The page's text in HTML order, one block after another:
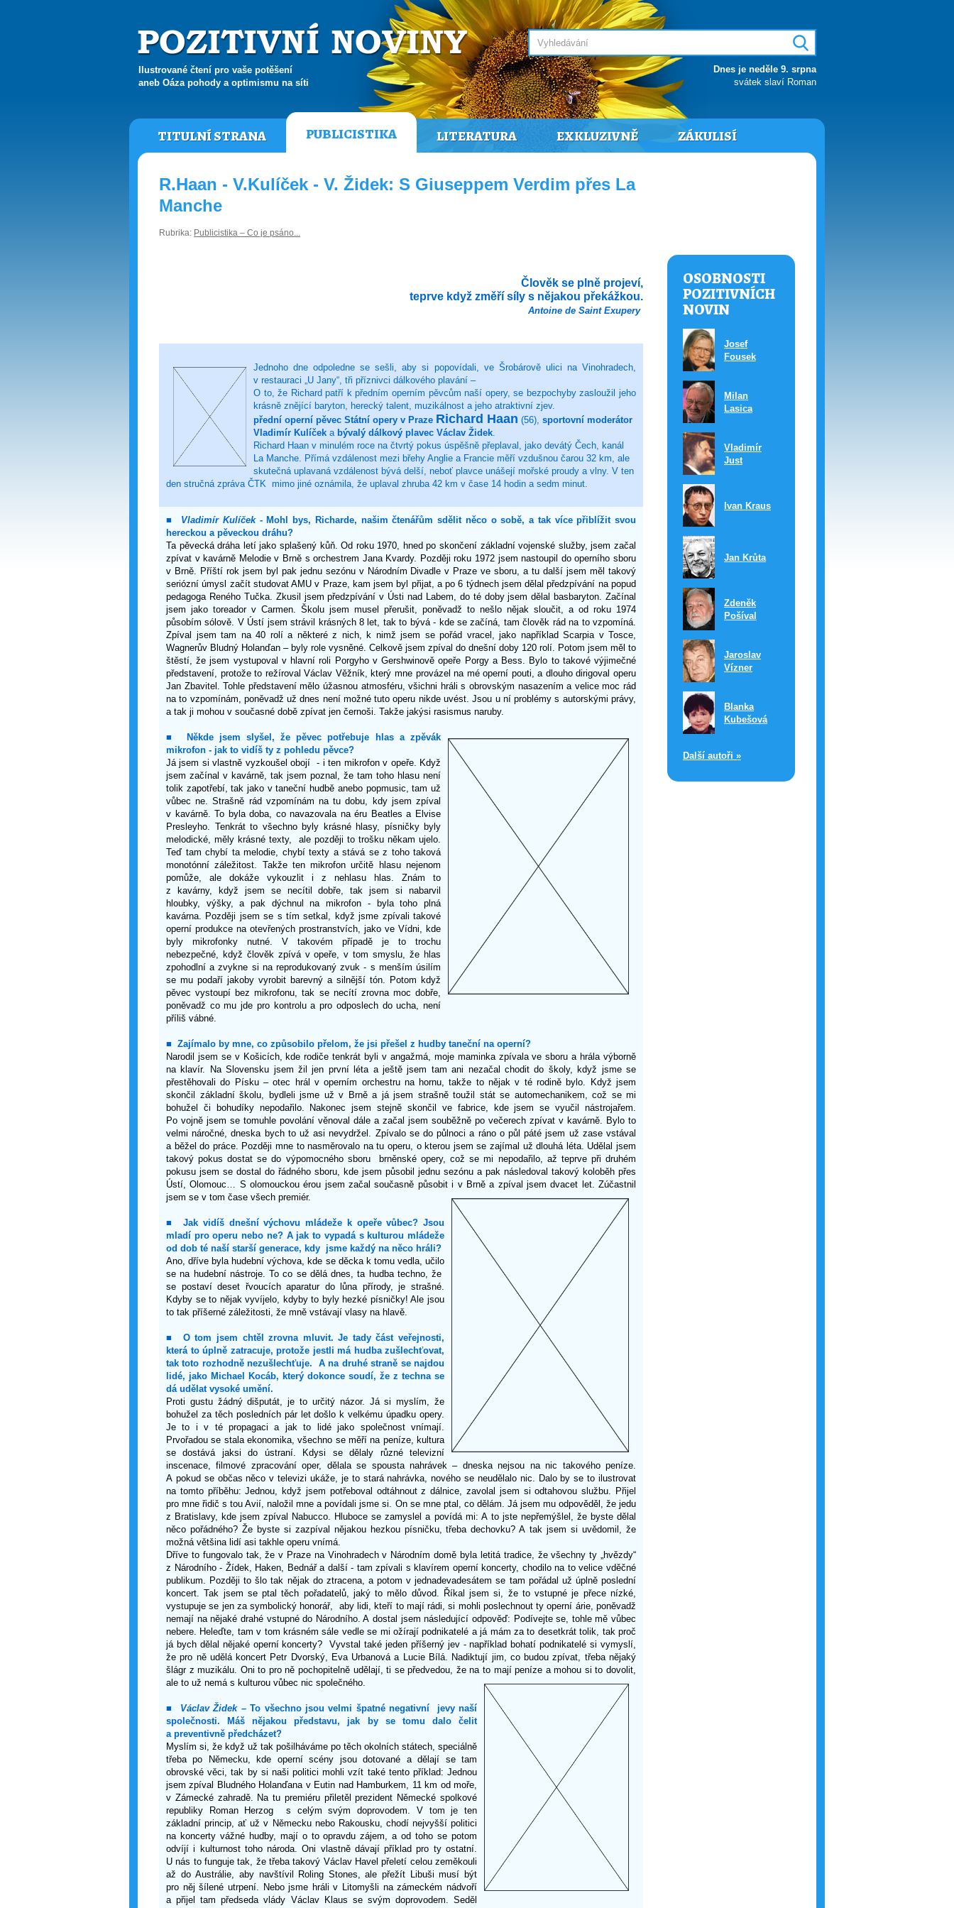
Ilustrované čtení pro vaše potěšení
aneb Oáza pohody a optimismu na síti
Dnes je neděle 9. srpna
svátek slaví Roman
TITULNÍ STRANA PUBLICISTIKA LITERATURA EXKLUZIVNĚ ZÁKULISÍ
R.Haan - V.Kulíček - V. Židek: S Giuseppem Verdim přes La
Manche
Rubrika: Publicistika – Co je psáno...
Člověk se plně projeví,
teprve když změří síly s nějakou překážkou.
Antoine de Saint Exupery
Jednoho dne odpoledne se sešli, aby si popovídali, ve Šrobárově ulici na Vinohradech,
v restauraci „U Jany“, tři příznivci dálkového plavání –
O to, že Richard patří k předním operním pěvcům naší opery, se bezpochyby zasloužil jeho
krásně znějící baryton, herecký talent, muzikálnost a jeho atraktivní zjev.
přední operní pěvec Státní opery v Praze Richard Haan (56), sportovní moderátor
Vladimír Kulíček a bývalý dálkový plavec Václav Židek.
Richard Haan v minulém roce na čtvrtý pokus úspěšně přeplaval, jako devátý Čech, kanál
La Manche. Přímá vzdálenost mezi břehy Anglie a Francie měří vzdušnou čarou 32 km, ale
skutečná uplavaná vzdálenost bývá delší, neboť plavce unášejí mořské proudy a vlny. V ten
den stručná zpráva ČTK mimo jiné oznámila, že uplaval zhruba 42 km v čase 14 hodin a sedm minut.
■ Vladimír Kulíček- Mohl bys, Richarde, našim čtenářům sdělit něco o sobě, a tak více přiblížit svou
hereckou a pěveckou dráhu?
Ta pěvecká dráha letí jako splašený kůň. Od roku 1970, hned po skončení základní vojenské služby, jsem začal
zpívat v kavárně Melodie v Brně s orchestrem Jana Kvardy. Později roku 1972 jsem nastoupil do operního sboru
v Brně. Příští rok jsem byl pak jednu sezónu v Národním Divadle v Praze ve sboru, a tu další jsem měl takový
seriózní úmysl začít studovat AMU v Praze, kam jsem byl přijat, a po 6 týdnech jsem dělal předzpívání na popud
pedagoga Reného Tučka. Zkusil jsem předzpívání v Ústi nad Labem, do té doby jsem dělal basbaryton. Začínal
jsem jako toreador v Carmen. Školu jsem musel přerušit, poněvadž to nešlo nějak sloučit, a od roku 1974
působím sólově. V Ústí jsem strávil krásných 8 let, tak to bývá - kde se začíná, tam člověk rád na to vzpomíná.
Zpíval jsem tam na 40 rolí a některé z nich, k nimž jsem se pořád vracel, jako například Scarpia v Tosce,
Wagnerův Bludný Holanďan – byly role vysněné. Celkově jsem zpíval do dnešní doby 120 rolí. Potom jsem měl to
štěstí, že jsem vystupoval v hlavní roli Porgyho v Gershwinově opeře Porgy a Bess. Bylo to takové výjimečné
představení, protože to režíroval Václav Věžník, který mne provázel na mé operní pouti, a dlouho dirigoval operu
Jan Zbavitel. Tohle představení mělo úžasnou atmosféru, všichni hráli s obrovským nasazením a velice moc rád
na to vzpomínám, poněvadž už dnes není možné tuto operu nikde uvést. Jsou u ní problémy s autorskými právy,
a tak ji mohou v současné době zpívat jen černoši. Takže jakýsi rasismus naruby.
■
Někde jsem slyšel, že pěvec potřebuje hlas a zpěvák
mi krofon - jak to vidíš ty z pohledu pěvce?
Já jsem si vlastně vyzkoušel obojí - i ten mikrofon v opeře. Když
jsem začínal v kavárně, tak jsem poznal, že tam toho hlasu není
tolik zapotřebí, tak jako v taneční hudbě anebo popmusic, tam už
vůbec ne. Strašně rád vzpomínám na tu dobu, kdy jsem zpíval
v kavárně. To byla doba, co navazovala na éru Beatles a Elvise
Presleyho. Tenkrát to všechno byly krásné hlasy, písničky byly
melodické, měly krásné texty, ale později to trošku někam ujelo.
Teď tam chybí ta melodie, chybí texty a stává se z toho taková
monotónní záležitost. Takže ten mikrofon určitě hlasu nejenom
pomůže, ale dokáže vykouzlit i z nehlasu hlas. Znám to
z kavárny, když jsem se necítil dobře, tak jsem si nabarvil
hloubky, výšky, a pak dýchnul na mikrofon - byla toho plná
kavárna. Později jsem se s tím setkal, když jsme zpívali takové
operní produkce na otevřených prostranstvích, jako ve Vídni, kde
byly mikrofonky nutné. V takovém případě je to trochu
nebezpečné, když člověk zpívá v opeře, v tom smyslu, že hlas
zpohodlní a zvykne si na reprodukovaný zvuk - s menším úsilím
se mu podaří jakoby vyrobit barevný a silnější tón. Potom když
pěvec vystoupí bez mikrofonu, tak se necítí zrovna moc dobře,
poněvadž co mu jde pro kontrolu a pro odposlech do ucha, není
příliš vábné.
■ Zajímalo by mne, co způsobilo přelom, že jsi přešel z hudby taneční na operní?
Narodil jsem se v Košicích, kde rodiče tenkrát byli v angažmá, moje maminka zpívala ve sboru a hrála výborně
na klavír. Na Slovensku jsem žil jen první léta a ještě jsem tam ani nezačal chodit do školy, když jsme se
přestěhovali do Písku – otec hrál v operním orchestru na hornu, takže to nějak v té rodině bylo. Když jsem
skončil základní školu, bydleli jsme už v Brně a já jsem strašně toužil stát se automechanikem, což se mi
bohužel či bohudíky nepodařilo. Nakonec jsem stejně skončil ve fabrice, kde jsem se vyučil nástrojařem.
Po vojně jsem se tomuhle povolání věnoval dále a začal jsem souběžně po večerech zpívat v kavárně. Bylo to
velmi náročné, dneska bych to už asi nevydržel. Zpívalo se do půlnoci a ráno o půl páté jsem už zase vstával
a běžel do práce. Později mne to nasměrovalo na tu operu, o kterou jsem se zajímal už dlouhá léta. Udělal jsem
takový pokus dostat se do výpomocného sboru brněnské opery, což se mi nepodařilo, až teprve při druhém
pokusu jsem se dostal do řádného sboru, kde jsem působil jednu sezónu a pak následoval takový koloběh přes
Ústí, Olomouc… S olomouckou érou jsem začal současně působit i v Brně a zpíval jsem dvacet let. Zúčastnil
jsem se v tom čase všech premiér.
■
Jak vidíš dnešní výchovu mládeže k opeře vůbec? Jsou
mladí pro operu nebo ne? A jak to vypadá s kulturou mládeže
od dob té naší starší generace, kdy jsme každý na něco hráli?
Ano, dříve byla hudební výchova, kde se děcka k tomu vedla, učilo
se na hudební nástroje. To co se dělá dnes, ta hudba techno, že
se postaví deset řvoucích aparatur do lůna přírody, je strašné.
Kdyby se to nějak vyvíjelo, kdyby to byly hezké písničky! Ale jsou
to tak příšerné záležitosti, že mně vstávají vlasy na hlavě.
■
O tom jsem chtěl zrovna mluvit. Je tady část veřejnosti,
která to úplně zatracuje, protože jestli má hudba zušlechťovat,
tak toto rozhodně nezušlechťuje. A na druhé straně se najdou
lidé, jako Michael Kocáb, který dokonce soudí, že z techna se
dá udělat vysoké umění.
Proti gustu žádný dišputát, je to určitý názor. Já si myslím, že
bohužel za těch posledních pár let došlo k velkému úpadku opery.
Je to i v té propagaci a jak to lidé jako společnost vnímají.
Prvořadou se stala ekonomika, všechno se měří na peníze, kultura
se dostává jaksi do ústraní. Kdysi se dělaly různé televizní
inscenace, filmové zpracování oper, dělala se spousta nahrávek – dneska nejsou na nic takového peníze.
A pokud se občas něco v televizi ukáže, je to stará nahrávka, nového se neudělalo nic. Dalo by se to ilustrovat
na tomto příběhu: Jednou, když jsem potřeboval odtáhnout z dálnice, zavolal jsem si odtahovou službu. Přijel
pro mne řidič s tou Avií, naložil mne a povídali jsme si. On se mne ptal, co dělám. Já jsem mu odpověděl, že jedu
z Bratislavy, kde jsem zpíval Nabucco. Hluboce se zamyslel a povídá mi: A to jste nepřemýšlel, že byste dělal
něco pořádného? Že byste si zazpíval nějakou hezkou písničku, třeba dechovku? A tak jsem si uvědomil, že
možná většina lidí asi takhle operu vnímá.
Dříve to fungovalo tak, že v Praze na Vinohradech v Národním domě byla letitá tradice, že všechny ty „hvězdy“
z Národního - Žídek, Haken, Bednář a další - tam zpívali s klavírem operní koncerty, chodilo na to velice vděčné
publikum. Později to šlo tak nějak do ztracena, a potom v jednadevadesátem se tam pořádal už úplně poslední
koncert. Tak jsem se ptal těch pořadatelů, jaký to mělo důvod. Říkal jsem si, že to vstupné je přece nízké,
vystupuje se jen za symbolický honorář, aby lidi, kteří to mají rádi, si mohli poslechnout ty operní árie, poněvadž
nemají na nějaké drahé vstupné do Národního. A dostal jsem následující odpověď: Podívejte se, tohle mě vůbec
nebere. Heleďte, tam v tom krásném sále vedle se mi ožírají podnikatelé a já mám za to desetkrát tolik, tak proč
já bych dělal nějaké operní koncerty? Vyvstal také jeden příšerný jev - například bohatí podnikatelé si vymyslí,
že pro ně udělá koncert Petr Dvorský, Eva Urbanová a Lucie Bílá. Nadiktují jim, co budou zpívat, třeba nějaký
šlágr z muzikálu. Oni to pro ně pochopitelně udělají, ti se předvedou, že na to mají peníze a mohou si to dovolit,
ale to už nemá s kulturou vůbec nic společného.
■ Václav Židek– To všechno jsou velmi špatné negativní jevy naší
společnosti. Máš nějakou představu, jak by se tomu dalo čelit
a preventivně předcházet?
Myslím si, že když už tak pošilháváme po těch okolních státech, speciálně
třeba po Německu, kde operní scény jsou dotované a dělají se tam
obrovské věci, tak by si naši politici mohli vzít také tento příklad: Jednou
jsem zpíval Bludného Holanďana v Eutin nad Hamburkem, 11 km od moře,
v Zámecké zahradě. Na tu premiéru přiletěl prezident Německé spolkové
republiky Roman Herzog s celým svým doprovodem. V tom je ten
základní princip, ať už v Německu nebo Rakousku, chodí nejvyšší politici
na koncerty vážné hudby, mají o to opravdu zájem, a od toho se potom
odvíjí i kulturnost toho národa. Oni vlastně dávají příklad pro ty ostatní.
U nás to funguje tak, že třeba takový Václav Havel přeletí celou zeměkouli
až do Austrálie, aby navštívil Roling Stones, ale přežít Libuši musí být
pro něj šílené utrpení. Nebo jsme hráli v Litomyšli na zámeckém nádvoří
a přijel tam předseda vlády Václav Klaus se svým doprovodem. Seděl
OSOBNOSTI
POZITIVNÍCH
NOVIN
Josef
Fousek
Milan
Lasica
Vladimír
Just
Ivan Kraus
Jan Krůta
Zdeněk
Pošíval
Jaroslav
Vízner
Blanka
Kubešová
Další autoři »